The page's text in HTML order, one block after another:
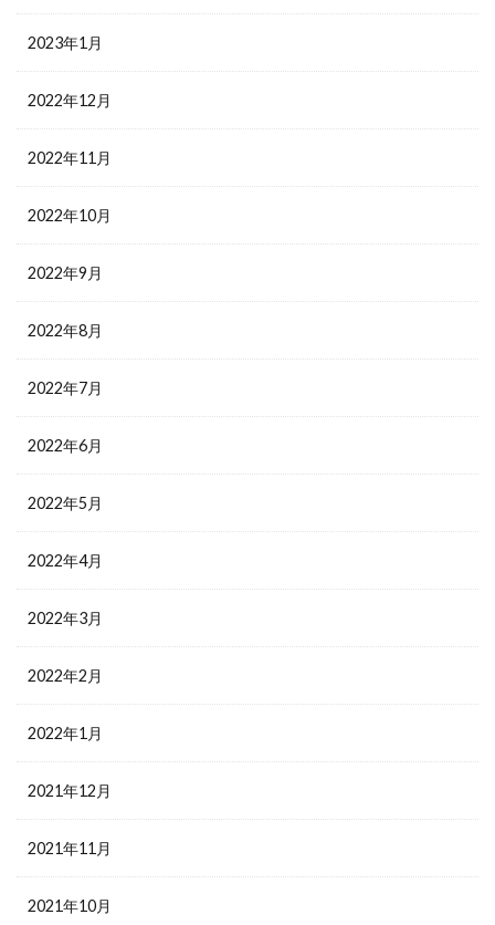
2023年1月
2022年12月
2022年11月
2022年10月
2022年9月
2022年8月
2022年7月
2022年6月
2022年5月
2022年4月
2022年3月
2022年2月
2022年1月
2021年12月
2021年11月
2021年10月